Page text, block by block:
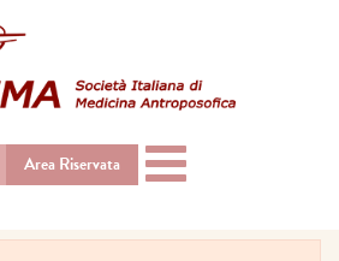
Area Riservata
Toggle
navigation